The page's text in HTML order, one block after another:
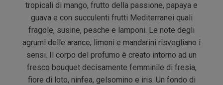
tropicali di mango, frutto della passione, papaya e
guava e con succulenti frutti Mediterranei quali
fragole, susine, pesche e lamponi. Le note degli
agrumi delle arance, limoni e mandarini risvegliano i
sensi. Il corpo del profumo è creato intorno ad un
fresco bouquet decisamente femminile di fresia,
fiore di loto, ninfea, gelsomino e iris. Un fondo di